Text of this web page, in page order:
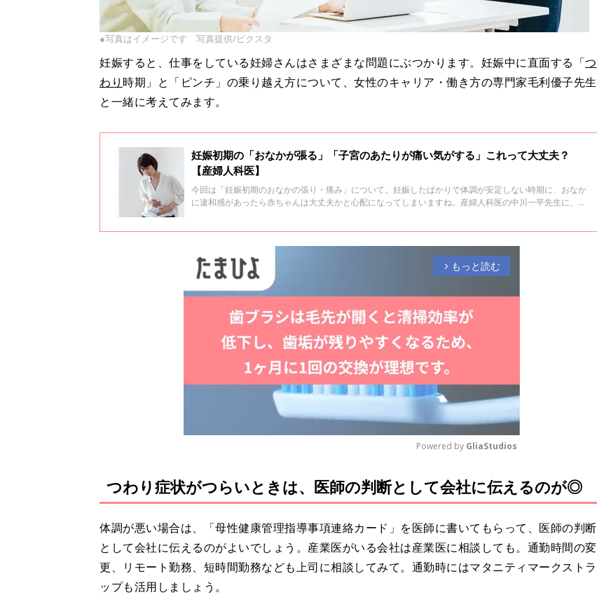
●写真はイメージです 写真提供/ピクスタ
妊娠すると、仕事をしている妊婦さんはさまざまな問題にぶつかります。妊娠中に直面する「つ
わり 時期」と「ピンチ」の乗り越え方について、女性のキャリア・働き方の専門家毛利優子先生
と一緒に考えてみます。
妊娠初期の「おなかが張る」「子宮のあたりが痛い気がする」これって大丈夫？
【産婦人科医】
今回は「妊娠初期のおなかの張り・痛み」について。妊娠したばかりで体調が安定しない時期に、おなか
に違和感があったら赤ちゃんは大丈夫かと心配になってしまいますね。産婦人科医の中川一平先生に、解
arrow_forward_ios もっと読む
M
u
t
e
Powered by GliaStudios
つわり症状がつらいときは、医師の判断として会社に伝えるのが◎
体調が悪い場合は、「母性健康管理指導事項連絡カード」を医師に書いてもらって、医師の判断
として会社に伝えるのがよいでしょう。産業医がいる会社は産業医に相談しても。通勤時間の変
更、リモート勤務、短時間勤務なども上司に相談してみて。通勤時にはマタニティマークストラ
ップも活用しましょう。